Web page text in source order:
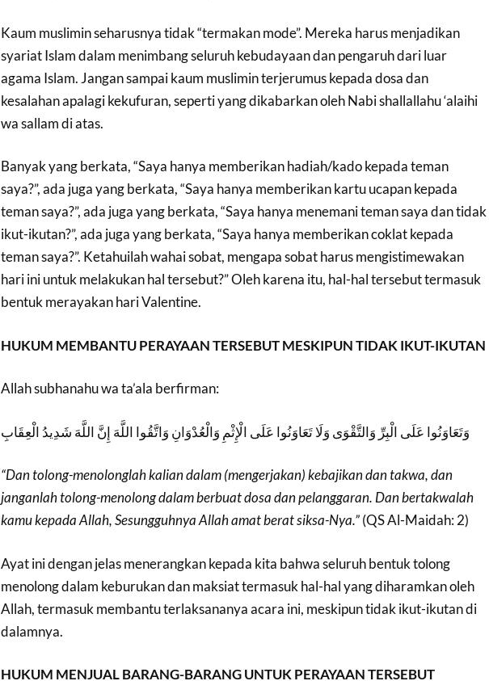
Kaum muslimin seharusnya tidak “termakan mode”. Mereka harus menjadikan
syariat Islam dalam menimbang seluruh kebudayaan dan pengaruh dari luar
agama Islam. Jangan sampai kaum muslimin terjerumus kepada dosa dan
kesalahan apalagi kekufuran, seperti yang dikabarkan oleh Nabi shallallahu ‘alaihi
wa sallam di atas.
Banyak yang berkata, “Saya hanya memberikan hadiah/kado kepada teman
saya?”, ada juga yang berkata, “Saya hanya memberikan kartu ucapan kepada
teman saya?”, ada juga yang berkata, “Saya hanya menemani teman saya dan tidak
ikut-ikutan?”, ada juga yang berkata, “Saya hanya memberikan coklat kepada
teman saya?”. Ketahuilah wahai sobat, mengapa sobat harus mengistimewakan
hari ini untuk melakukan hal tersebut?” Oleh karena itu, hal-hal tersebut termasuk
bentuk merayakan hari Valentine.
HUKUM MEMBANTU PERAYAAN TERSEBUT MESKIPUN TIDAK IKUT-IKUTAN
Allah subhanahu wa ta’ala berfirman:
وَتَعَاوَنُوا عَلَى الْبِرِّ وَالتَّقْوَى وَلَا تَعَاوَنُوا عَلَى الْإِثْمِ وَالْعُدْوَانِ وَاتَّقُوا اللَّهَ إِنَّ اللَّهَ شَدِيدُ الْعِقَابِ
“Dan tolong-menolonglah kalian dalam (mengerjakan) kebajikan dan takwa, dan
janganlah tolong-menolong dalam berbuat dosa dan pelanggaran. Dan bertakwalah
kamu kepada Allah, Sesungguhnya Allah amat berat siksa-Nya.”(QS Al-Maidah: 2)
Ayat ini dengan jelas menerangkan kepada kita bahwa seluruh bentuk tolong
menolong dalam keburukan dan maksiat termasuk hal-hal yang diharamkan oleh
Allah, termasuk membantu terlaksananya acara ini, meskipun tidak ikut-ikutan di
dalamnya.
HUKUM MENJUAL BARANG-BARANG UNTUK PERAYAAN TERSEBUT